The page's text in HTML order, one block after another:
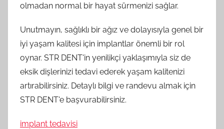
olmadan normal bir hayat sürmenizi sağlar.
Unutmayın, sağlıklı bir ağız ve dolayısıyla genel bir
iyi yaşam kalitesi için implantlar önemli bir rol
oynar. STR DENT'in yenilikçi yaklaşımıyla siz de
eksik dişlerinizi tedavi ederek yaşam kalitenizi
artırabilirsiniz. Detaylı bilgi ve randevu almak için
STR DENT'e başvurabilirsiniz.
implant tedavisi